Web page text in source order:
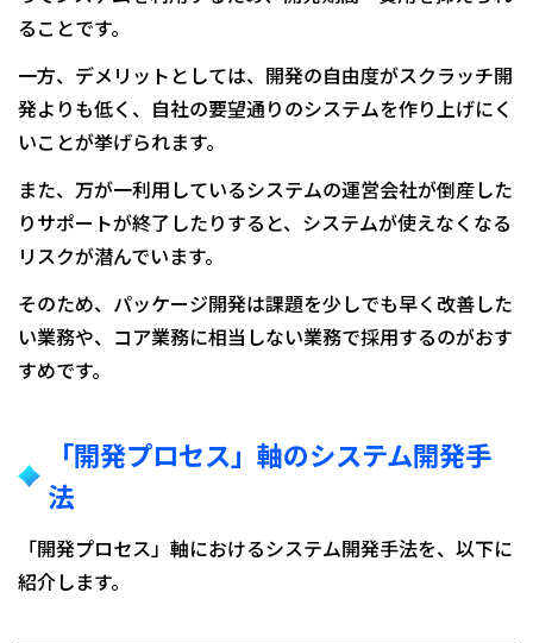
ることです。
一方、デメリットとしては、開発の自由度がスクラッチ開
発よりも低く、自社の要望通りのシステムを作り上げにく
いことが挙げられます。
また、万が一利用しているシステムの運営会社が倒産した
りサポートが終了したりすると、システムが使えなくなる
リスクが潜んでいます。
そのため、パッケージ開発は課題を少しでも早く改善した
い業務や、コア業務に相当しない業務で採用するのがおす
すめです。
「開発プロセス」軸のシステム開発手
法
「開発プロセス」軸におけるシステム開発手法を、以下に
紹介します。